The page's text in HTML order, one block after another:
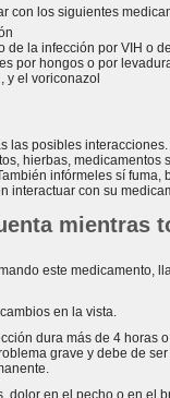
con los siguientes
de la infección por VIH o
por hongos o por
y el voriconazol
las posibles
hierbas, medicamentos
infórmeles sí fuma,
interactuar con su
mientras
este medicamento,
en la vista.
dura más de 4 horas
grave y debe de
dolor en el pecho o en el